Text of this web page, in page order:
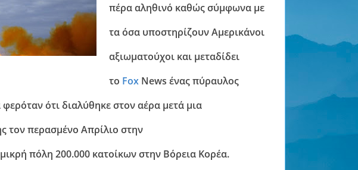
πέρα αληθινό καθώς σύμφωνα με
τα όσα υποστηρίζουν Αμερικάνοι
αξιωματούχοι και μεταδίδει
το Fox News ένας πύραυλος
ότι διαλύθηκε στον αέρα μετά μια
τον περασμένο Απρίλιο στην
πόλη 200.000 κατοίκων στην Βόρεια Κορέα.